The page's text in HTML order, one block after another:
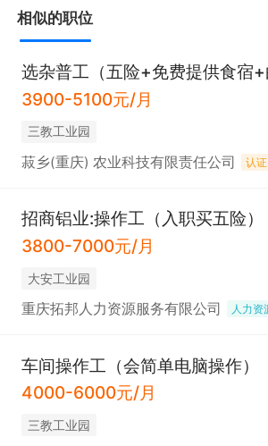
相似的职位
选杂普工（五险+免费提供食宿+
3900-5100元/月
三教工业园
菽乡(重庆) 农业科技有限责任公司 认证
招商铝业:操作工（入职买五险）
3800-7000元/月
大安工业园
重庆拓邦人力资源服务有限公司 人力资
车间操作工（会简单电脑操作）
4000-6000元/月
三教工业园